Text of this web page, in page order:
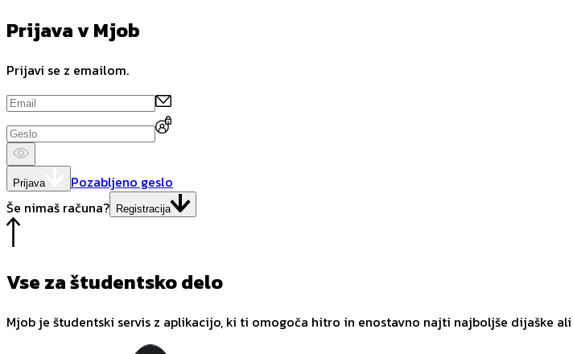
Prijava v Mjob
Prijavi se z emailom.
Prijava
Pozabljeno geslo
Še nimaš računa? Registracija
Vse za študentsko delo
Mjob je študentski servis z aplikacijo, ki ti omogoča hitro in enostavno najti najboljše dijaške